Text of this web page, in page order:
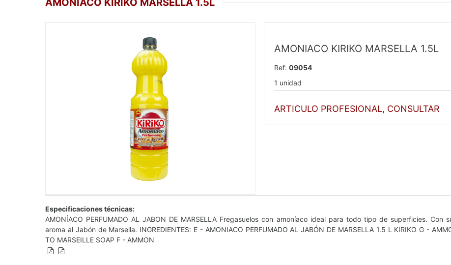
AMONIACO KIRIKO MARSELLA 1.5L
AMONIACO KIRIKO MARSELLA 1.5L
Ref: 09054
1 unidad
ARTICULO PROFESIONAL, CONSULTAR
Especificaciones técnicas:
AMONÍACO PERFUMADO AL JABON DE MARSELLA Fregasuelos con amoníaco ideal para todo tipo de superficies. Con
aroma al Jabón de Marsella. INGREDIENTES: E - AMONIACO PERFUMADO AL JABÓN DE MARSELLA 1.5 L KIRIKO G -
TO MARSEILLE SOAP F - AMMON